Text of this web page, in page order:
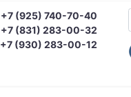
+7 (925) 740-70-40
+7 (831) 283-00-32
+7 (930) 283-00-12